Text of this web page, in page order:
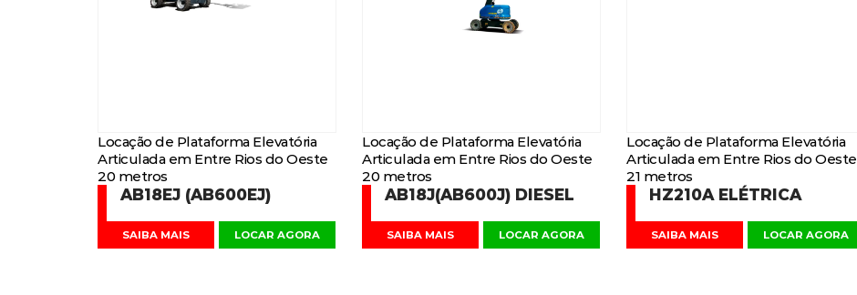
Locação de Plataforma Elevatória
Articulada em Entre Rios do Oeste
20 metros
AB18EJ (AB600EJ)
SAIBA MAIS LOCAR AGORA
Locação de Plataforma Elevatória
Articulada em Entre Rios do Oeste
20 metros
AB18J(AB600J) DIESEL
SAIBA MAIS LOCAR AGORA
Locação de Plataforma Elevatória
Articulada em Entre Rios do Oeste
21 metros
HZ210A ELÉTRICA
SAIBA MAIS LOCAR AGORA